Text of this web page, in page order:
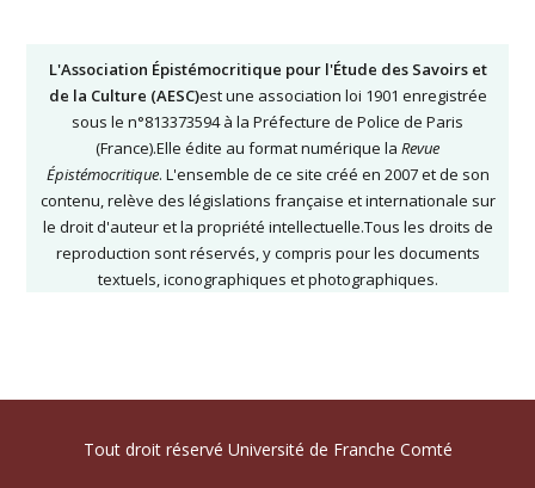
L'Association Épistémocritique pour l'Étude des Savoirs et
de la Culture (AESC)est une association loi 1901 enregistrée
sous le n°813373594 à la Préfecture de Police de Paris
(France).Elle édite au format numérique la Revue
Épistémocritique. L'ensemble de ce site créé en 2007 et de son
contenu, relève des législations française et internationale sur
le droit d'auteur et la propriété intellectuelle.Tous les droits de
reproduction sont réservés, y compris pour les documents
textuels, iconographiques et photographiques.
Tout droit réservé Université de Franche Comté